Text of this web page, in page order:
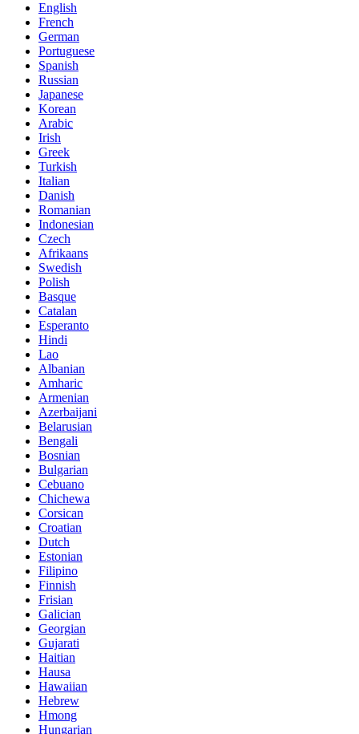
English
French
German
Portuguese
Spanish
Russian
Japanese
Korean
Arabic
Irish
Greek
Turkish
Italian
Danish
Romanian
Indonesian
Czech
Afrikaans
Swedish
Polish
Basque
Catalan
Esperanto
Hindi
Lao
Albanian
Amharic
Armenian
Azerbaijani
Belarusian
Bengali
Bosnian
Bulgarian
Cebuano
Chichewa
Corsican
Croatian
Dutch
Estonian
Filipino
Finnish
Frisian
Galician
Georgian
Gujarati
Haitian
Hausa
Hawaiian
Hebrew
Hmong
Hungarian